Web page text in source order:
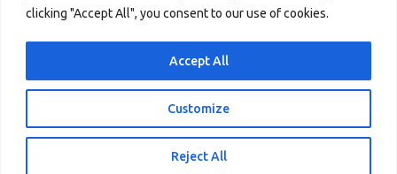
clicking "Accept All", you consent to our use of cookies.
Customize
Reject All
Accept All
Sociale Media